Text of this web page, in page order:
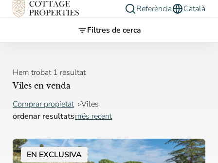
Referència
Català
Filtres de cerca
Hem trobat 1 resultat
Viles en venda
Comprar propietat
Viles
ordenar resultatsmés recent
EN EXCLUSIVA